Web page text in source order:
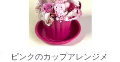
ピンクのカップアレンジメ